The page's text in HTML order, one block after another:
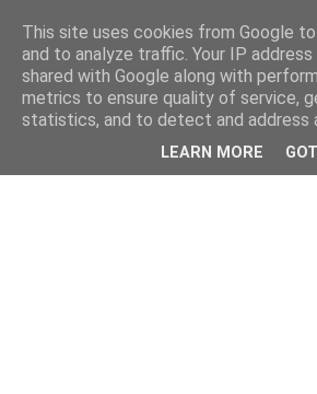
This site uses cookies from Google
and to analyze traffic. Your IP
shared with Google along with
metrics to ensure quality of service,
statistics, and to detect and address
LEARN MORE